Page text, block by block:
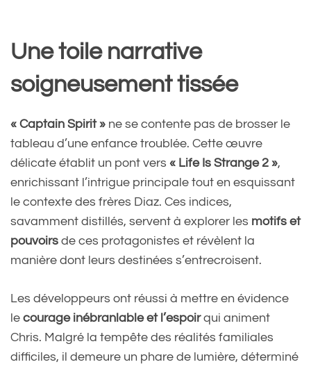
Une toile narrative
soigneusement tissée
« Captain Spirit » ne se contente pas de brosser le
tableau d’une enfance troublée. Cette œuvre
délicate établit un pont vers « Life Is Strange 2 »,
enrichissant l’intrigue principale tout en esquissant
le contexte des frères Diaz. Ces indices,
savamment distillés, servent à explorer les motifs et
pouvoirs de ces protagonistes et révèlent la
manière dont leurs destinées s’entrecroisent.
Les développeurs ont réussi à mettre en évidence
le courage inébranlable et l’espoirqui animent
Chris. Malgré la tempête des réalités familiales
difficiles, il demeure un phare de lumière, déterminé